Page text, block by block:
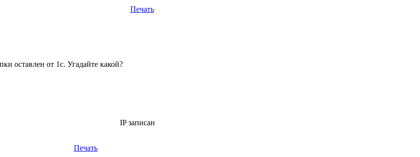
Печать
оставлен от 1с. Угадайте какой?
IP записан
Печать